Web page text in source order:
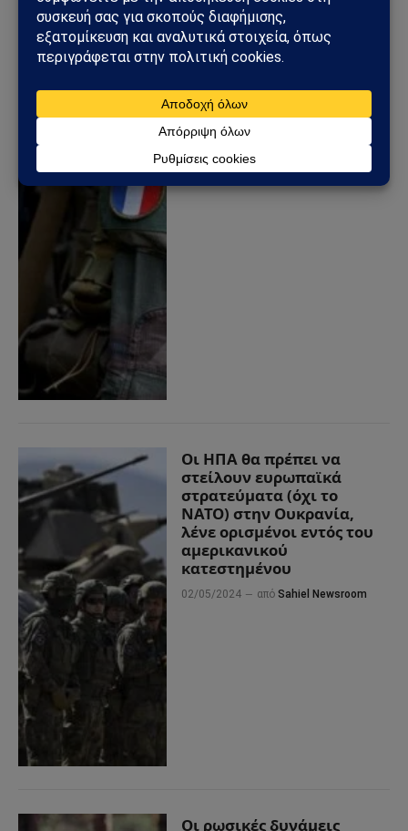
Η Γαλλία απομονώθηκε
στην πρότασή της να
στείλει στρατεύματα για
12/06/2024 από Sahiel Newsroom
Οι ΗΠΑ θα πρέπει να
στείλουν ευρωπαϊκά
στρατεύματα (όχι το
ΝΑΤΟ) στην Ουκρανία,
λένε ορισμένοι εντός του
αμερικανικού
κατεστημένου
02/05/2024 από Sahiel Newsroom
Οι ρωσικές δυνάμεις